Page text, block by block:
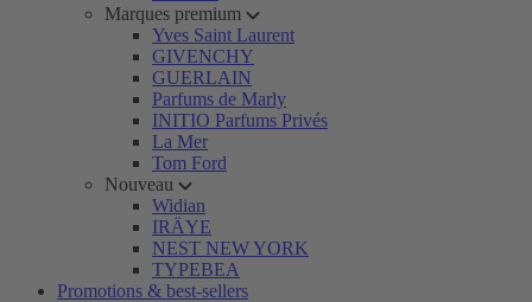
Marques premium
Yves Saint Laurent
GIVENCHY
GUERLAIN
Parfums de Marly
INITIO Parfums Privés
La Mer
Tom Ford
Nouveau
Widian
IRÄYE
NEST NEW YORK
TYPEBEA
Promotions & best-sellers